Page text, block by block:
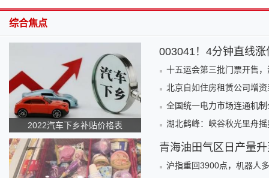
综合焦点
2022汽车下乡补贴价格表
003041！4分钟直线
十五运会第三批门票开售
北京自如住房租赁公司增
全国统一电力市场连通机
湖北鹤峰：峡谷秋光里舟
青海油田气区日产量
沪指重回3900点，机器人